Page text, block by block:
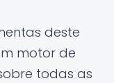
deste
motor de
todas as